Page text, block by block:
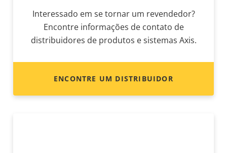
Interessado em se tornar um revendedor?
Encontre informações de contato de
distribuidores de produtos e sistemas Axis.
ENCONTRE UM DISTRIBUIDOR